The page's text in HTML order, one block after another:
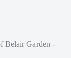
Belair Garden -